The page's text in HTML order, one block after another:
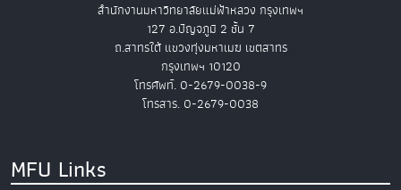
สำนักงานมหาวิทยาลัยแม่ฟ้าหลวง กรุงเทพฯ
127 อ.ปัญจภูมิ 2 ชั้น 7
ถ.สาทรใต้ แขวงทุ่งมหาเมฆ เขตสาทร
กรุงเทพฯ 10120
โทรศัพท์. 0-2679-0038-9
โทรสาร. 0-2679-0038
MFU Links